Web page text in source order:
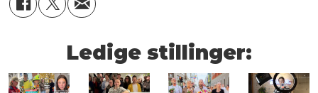
Ledige stillinger: